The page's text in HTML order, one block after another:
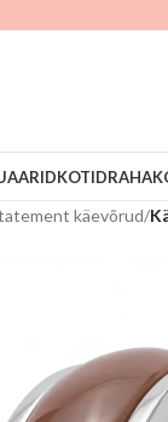
KOTID
käevõrud/